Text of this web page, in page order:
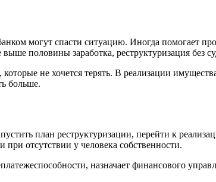
могут спасти ситуацию. Иногда помогает
половины заработка, реструктуризация без
не хочется терять. В реализации
больше.
план реструктуризации, перейти к
отсутствии у человека собственности.
назначает финансового